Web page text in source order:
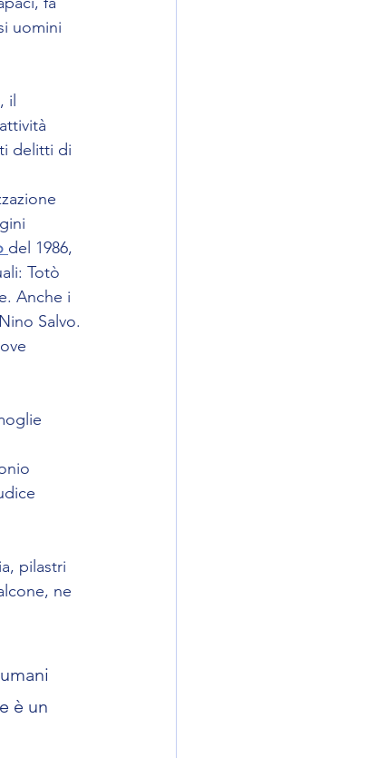
uomini
, il
delitti di
del 1986,
Totò
Anche i
Salvo.
pilastri
ne
è un